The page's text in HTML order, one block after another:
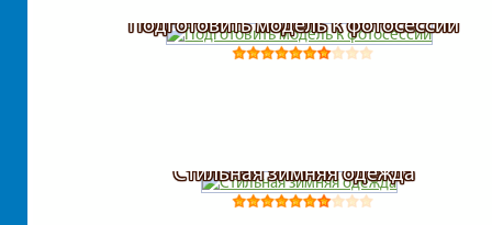
Подготовить модель к фотосессии
Стильная зимняя одежда